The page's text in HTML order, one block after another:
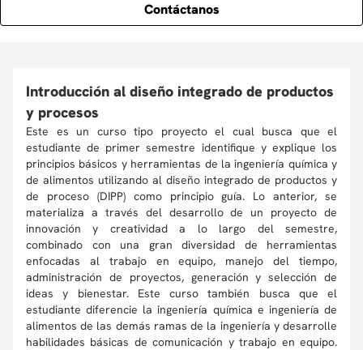
Contáctanos
Introducción al diseño integrado de productos
y procesos
Este es un curso tipo proyecto el cual busca que el
estudiante de primer semestre identifique y explique los
principios básicos y herramientas de la ingeniería química y
de alimentos utilizando al diseño integrado de productos y
de proceso (DIPP) como principio guía. Lo anterior, se
materializa a través del desarrollo de un proyecto de
innovación y creatividad a lo largo del semestre,
combinado con una gran diversidad de herramientas
enfocadas al trabajo en equipo, manejo del tiempo,
administración de proyectos, generación y selección de
ideas y bienestar. Este curso también busca que el
estudiante diferencie la ingeniería química e ingeniería de
alimentos de las demás ramas de la ingeniería y desarrolle
habilidades básicas de comunicación y trabajo en equipo.